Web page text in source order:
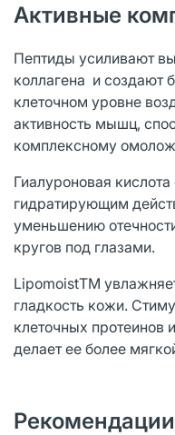
Активные
Пептиды усиливают
коллагена и создают
клеточном уровне
активность мышц,
комплексному
Гиалуроновая
гидратирующим
уменьшению
кругов под глазами.
LipomoistТМ
гладкость кожи.
клеточных протеинов
делает ее более